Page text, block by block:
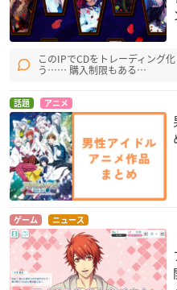
このIPでCDをトレーディング
う…… 購入制限もある…
話題 アニメ
ゲーム ニュース